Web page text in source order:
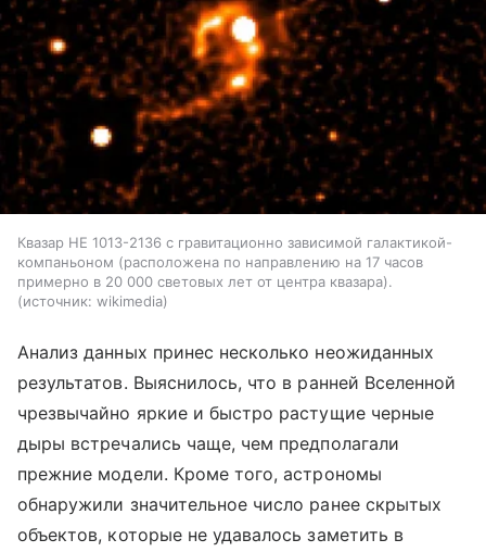
Квазар HE 1013-2136 с гравитационно зависимой галактикой-
компаньоном (расположена по направлению на 17 часов
примерно в 20 000 световых лет от центра квазара).
источник: wikimedia
Анализ данных принес несколько неожиданных
результатов. Выяснилось, что в ранней Вселенной
чрезвычайно яркие и быстро растущие черные
дыры встречались чаще, чем предполагали
прежние модели. Кроме того, астрономы
обнаружили значительное число ранее скрытых
объектов, которые не удавалось заметить в